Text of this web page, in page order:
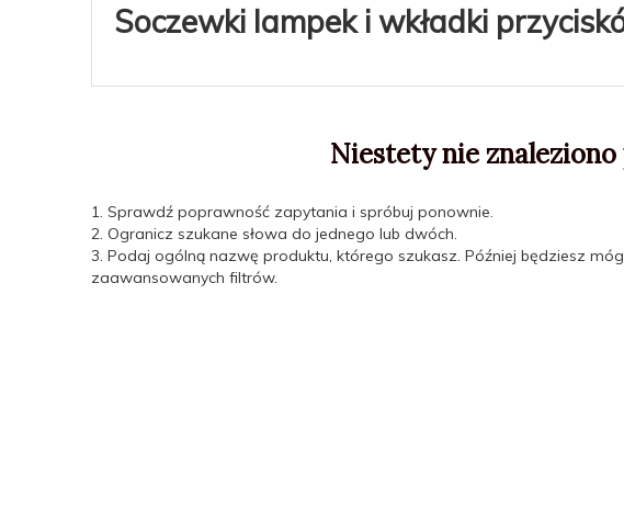
Soczewki lampek i wkładki
Niestety nie
1. Sprawdź poprawność zapytania i spróbuj ponownie.
2. Ogranicz szukane słowa do jednego lub dwóch.
3. Podaj ogólną nazwę produktu, którego szukasz. Później będziesz
zaawansowanych filtrów.